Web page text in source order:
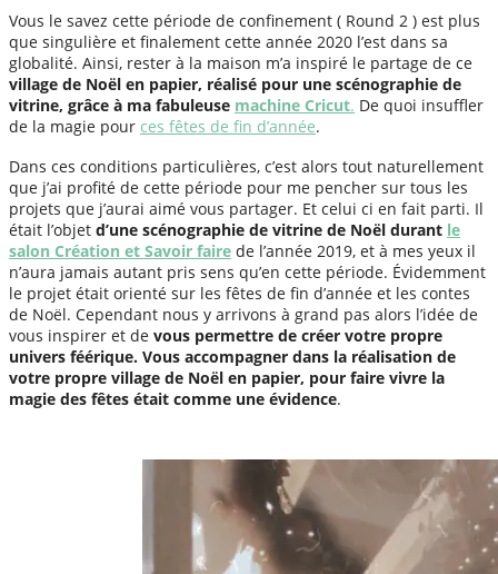
Vous le savez cette période de confinement ( Round 2 ) est plus
que singulière et finalement cette année 2020 l’est dans sa
globalité. Ainsi, rester à la maison m’a inspiré le partage de ce
village de Noël en papier, réalisé pour une scénographie de
vitrine, grâce à ma fabuleuse machine Cricut. De quoi insuffler
de la magie pour ces fêtes de fin d’année.
Dans ces conditions particulières, c’est alors tout naturellement
que j’ai profité de cette période pour me pencher sur tous les
projets que j’aurai aimé vous partager. Et celui ci en fait parti. Il
était l’objet d’une scénographie de vitrine de Noël durant le
salon Création et Savoir faire de l’année 2019, et à mes yeux il
n’aura jamais autant pris sens qu’en cette période. Évidemment
le projet était orienté sur les fêtes de fin d’année et les contes
de Noël. Cependant nous y arrivons à grand pas alors l’idée de
vous inspirer et de vous permettre de créer votre propre
univers féérique. Vous accompagner dans la réalisation de
votre propre village de Noël en papier, pour faire vivre la
magie des fêtes était comme une évidence.